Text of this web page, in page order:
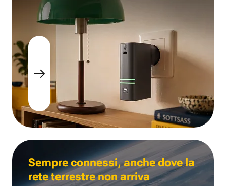
Sempre connessi, anche dove la
rete terrestre non arriva